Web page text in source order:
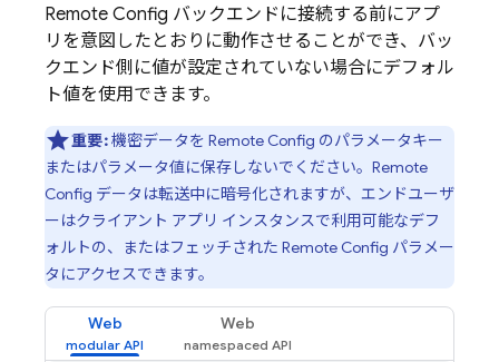
Remote Config バックエンドに接続する前にアプ
リを意図したとおりに動作させることができ、バッ
クエンド側に値が設定されていない場合にデフォル
ト値を使用できます。
重要:機密データを Remote Config のパラメータキー
またはパラメータ値に保存しないでください。 Remote
Config データは転送中に暗号化されますが、エンドユーザ
ーはクライアント アプリ インスタンスで利用可能なデフ
ォルトの、またはフェッチされた Remote Config パラメー
タにアクセスできます。
Web Web